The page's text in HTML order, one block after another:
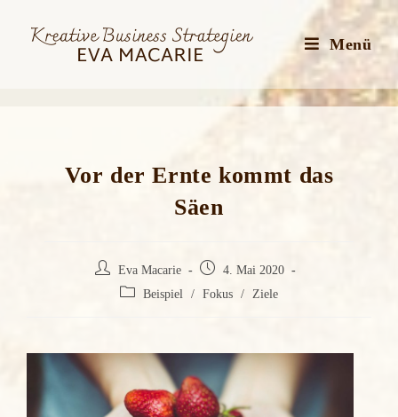
Menü
Vor der Ernte kommt das
Säen
Beitrags-
Autor:
Eva Macarie
Beitrag
veröffentlicht:
4. Mai 2020
Beitrags-Beispiel / Fokus / Ziele